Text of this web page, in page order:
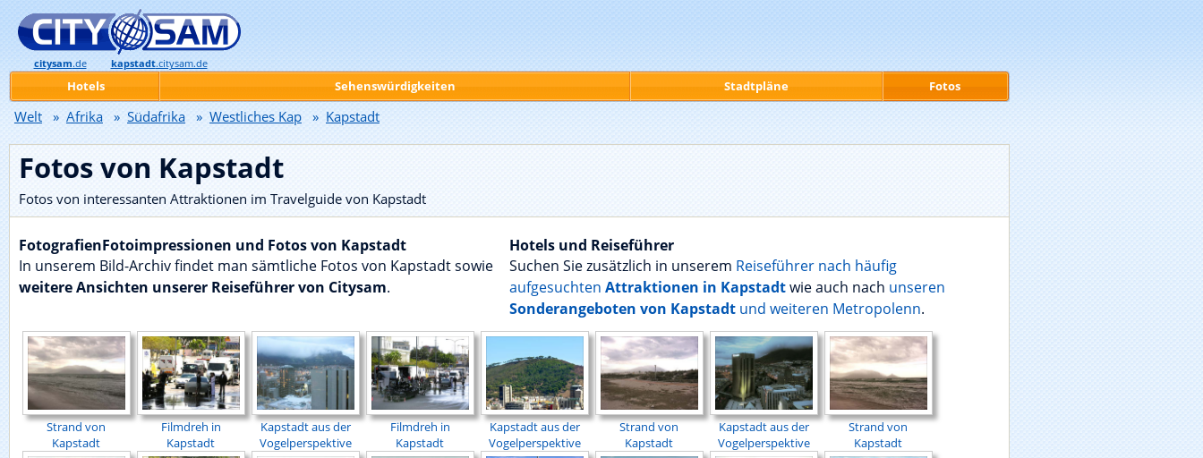
Fotos von Kapstadt
Fotos von interessanten Attraktionen im Travelguide von Kapstadt
FotografienFotoimpressionen und Fotos von Kapstadt
In unserem Bild-Archiv findet man sämtliche Fotos von Kapstadt sowie
weitere Ansichten unserer Reiseführer von Citysam.
Hotels und Reiseführer
Suchen Sie zusätzlich in unserem Reiseführer nach häufig
aufgesuchten Attraktionen in Kapstadtwie auch nach unseren
Sonderangeboten von Kapstadt und weiteren Metropolenn.
Strand von
Kapstadt
Filmdreh in
Kapstadt
Kapstadt aus der
Vogelperspektive
Filmdreh in
Kapstadt
Kapstadt aus der
Vogelperspektive
Strand von
Kapstadt
Kapstadt aus der
Vogelperspektive
Strand von
Kapstadt
citysam.de kapstadt.citysam.de
Hotels Sehenswürdigkeiten Stadtpläne Fotos
Welt » Afrika » Südafrika » Westliches Kap » Kapstadt